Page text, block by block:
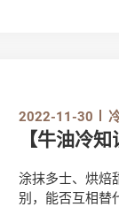
2022-11-30
【牛油冷
涂抹多士、烘焙
别，能否互相替